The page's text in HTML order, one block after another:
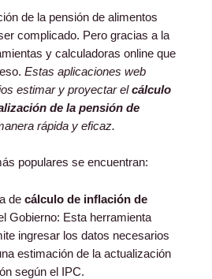
de la pensión de alimentos
complicado. Pero gracias a la
y calculadoras online que
Estas aplicaciones web
estimar y proyectar elcálculo
de la pensión de
rápida y eficaz.
populares se encuentran:
de cálculo de inflación de
Gobierno: Esta herramienta
ingresar los datos necesarios
estimación de la actualización
según el IPC.